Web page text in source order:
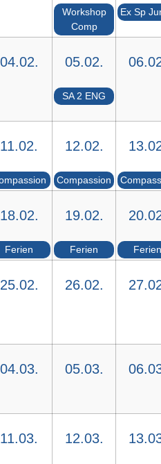
Workshop
Comp
Ex Sp
04.02. 05.02.
SA 2 ENG
11.02. 12.02.
Compassion
18.02.
Ferien
19.02.
Ferien Ferien
25.02. 26.02.
04.03. 05.03.
11.03. 12.03.